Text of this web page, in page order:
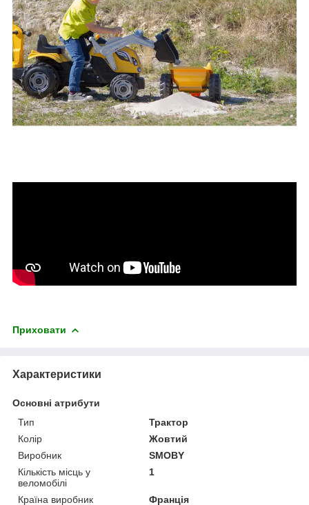
Приховати
Характеристики
Основні атрибути
Тип
Трактор
Колір
Жовтий
Виробник
SMOBY
Кількість місць у
веломобілі
1
Країна виробник Франція